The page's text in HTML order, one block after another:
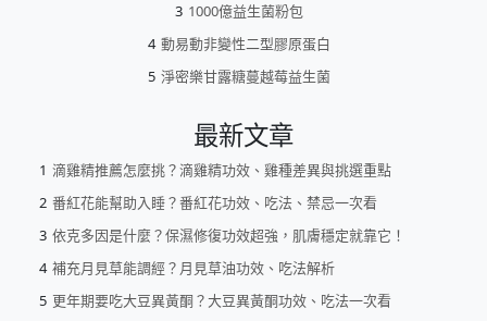
1000億益生菌粉包
動易動非變性二型膠原蛋白
淨密樂甘露糖蔓越莓益生菌
最新文章
滴雞精推薦怎麼挑？滴雞精功效、雞種差異與挑選重點
番紅花能幫助入睡？番紅花功效、吃法、禁忌一次看
依克多因是什麼？保濕修復功效超強，肌膚穩定就靠它！
補充月見草能調經？月見草油功效、吃法解析
更年期要吃大豆異黃酮？大豆異黃酮功效、吃法一次看